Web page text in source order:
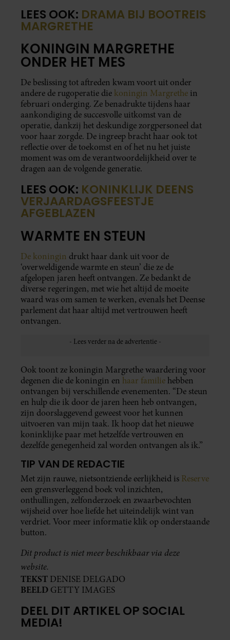
LEES OOK: DRAMA BIJ BOOTREIS
MARGRETHE
KONINGIN MARGRETHE
ONDER HET MES
De beslissing tot aftreden kwam voort uit onder
andere de rugoperatie die koningin Margrethe in
februari onderging. Ze benadrukte tijdens haar
aankondiging de succesvolle uitkomst van de
operatie, dankzij het deskundige zorgpersoneel dat
voor haar zorgde. De ingreep bracht haar ook tot
reflectie over de toekomst en of het nu het juiste
moment was om de verantwoordelijkheid over te
dragen aan de volgende generatie.
LEES OOK: KONINKLIJK DEENS
VERJAARDAGSFEESTJE
AFGEBLAZEN
WARMTE EN STEUN
De koningin drukt haar dank uit voor de
‘overweldigende warmte en steun’ die ze de
afgelopen jaren heeft ontvangen. Ze bedankt de
diverse regeringen, met wie het altijd de moeite
waard was om samen te werken, evenals het Deense
parlement dat haar altijd met vertrouwen heeft
ontvangen.
Ook toont ze koningin Margrethe waardering voor
degenen die de koningin en haar familie hebben
ontvangen bij verschillende evenementen. “De steun
en hulp die ik door de jaren heen heb ontvangen,
zijn doorslaggevend geweest voor het kunnen
uitvoeren van mijn taak. Ik hoop dat het nieuwe
koninklijke paar met hetzelfde vertrouwen en
dezelfde genegenheid zal worden ontvangen als ik.”
TIP VAN DE REDACTIE
Met zijn rauwe, nietsontziende eerlijkheid is Reserve
een grensverleggend boek vol inzichten,
onthullingen, zelfonderzoek en zwaarbevochten
wijsheid over hoe liefde het uiteindelijk wint van
verdriet. Voor meer informatie klik op onderstaande
button.
Dit product is niet meer beschikbaar via deze
website.
TEKST DENISE DELGADO
BEELD GETTY IMAGES
DEEL DIT ARTIKEL OP SOCIAL
MEDIA!